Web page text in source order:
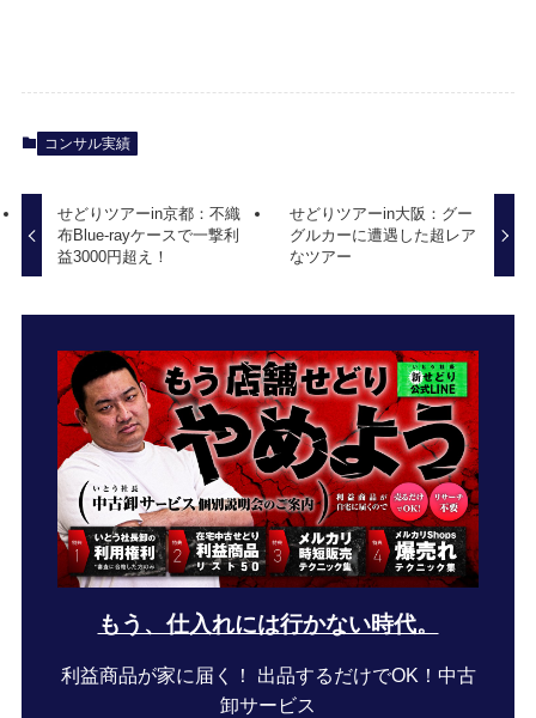
コンサル実績
せどりツアーin京都：不織
布Blue-rayケースで一撃利
益3000円超え！
せどりツアーin大阪：グー
グルカーに遭遇した超レア
なツアー
もう、仕入れには行かない時代。
利益商品が家に届く！ 出品するだけでOK！中古
卸サービス